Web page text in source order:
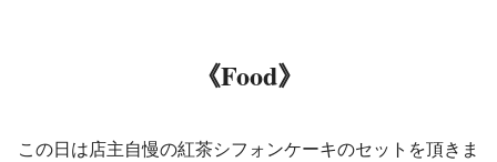
《Food》
この日は店主自慢の紅茶シフォンケーキのセットを頂きま